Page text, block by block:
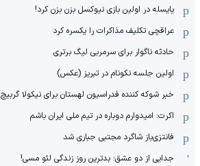
یایسله در اولین بازی نیوکسل بزن بزن کرد!
عراقچی تکلیف مذاکرات را یکسره کرد
حادثه ناگوار برای سرمربی لیگ برتری
اولین جلسه نکونام در تبریز (عکس)
خبر شوکه کننده فدراسیون لهستان برای نیکولا گربیچ
اکرت: امیدوارم دوباره در تیم ملی ایران باشم
فانتزی‌باز شاگرد مجتبی جباری شد
جدایی از دو عشق؛ بدترین روز زندگی لئو مسی!